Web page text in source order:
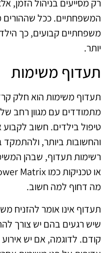
רק מסייעים בניהול הזמן,
המשפחתיים. ככל שההורים
משפחתיים קבועים, כך
יותר.
תעדוף משימות
תעדוף משימות הוא חלק
מתמודדים עם מגוון רחב
טיפול בילדים. חשוב לקבוע
והחשובות ביותר,
רשימות תעדוף, שבהן
מה דחוף למה חשוב.
תעדוף אינו אומר להזניח
שיש רגעים בהם יש צורך
קודם. לדוגמה, אם יש